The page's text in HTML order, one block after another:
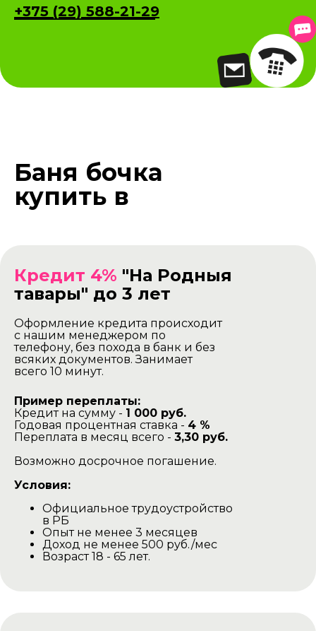
+375 (29) 588-21-29
Баня бочка
купить в
Кредит 4% "На Родныя
тавары" до 3 лет
Оформление кредита происходит
с нашим менеджером по
телефону, без похода в банк и без
всяких документов. Занимает
всего 10 минут.
Пример переплаты:
Кредит на сумму - 1 000 руб.
Годовая процентная ставка - 4 %
Переплата в месяц всего - 3,30 руб.
Возможно досрочное погашение.
Условия:
Официальное трудоустройство
в РБ
Опыт не менее 3 месяцев
Доход не менее 500 руб./мес
Возраст 18 - 65 лет.